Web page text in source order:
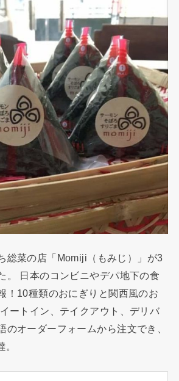
総菜の店「Momiji（もみじ）」が3
。 日本のコンビニやデパ地下の食
！10種類のおにぎりと関西風のお
ートイン、テイクアウト、デリバ
のオーダーフォームから注文でき、